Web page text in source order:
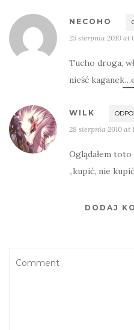
NECOHO
25 sierpnia 2010 at
Tucho droga,
nieść
WILK
28 sierpnia 2010 at
Oglądałem
„kupić, nie
DODAJ